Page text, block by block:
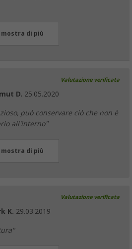
mostra di più
Valutazione verificata
D. 25.05.2020
può conservare ciò che non è
all'interno"
mostra di più
Valutazione verificata
K. 29.03.2019